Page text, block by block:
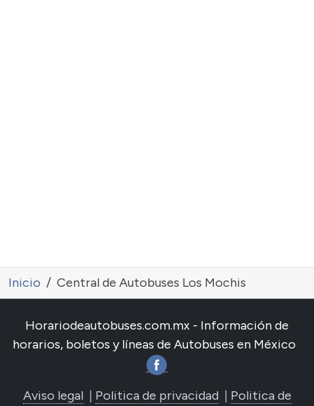
Inicio Central de Autobuses Los Mochis
Horariodeautobuses.com.mx - Información de
horarios, boletos y líneas de Autobuses en México
Aviso legal| Politica de privacidad | Politica de